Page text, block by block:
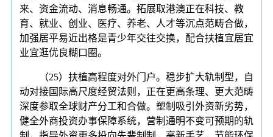
来、资金流动、消息畅通。拓展取港澳正在科技、教
育、就业、创业、医疗、养老、人才等沉点范畴合做，
加强居平易近出格是青少年交往交换，配合扶植宜居宜
业宜逛优良糊口圈。
（25）扶植高程度对外门户。稳步扩大轨制型，自
动对接国际高尺度经贸法则，正在更高条理、更大范畴
深度参取全球财产分工和合做。塑制吸引外资新劣势，
健全外商投资办事保障系统，营制通明不变可预期的轨